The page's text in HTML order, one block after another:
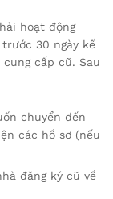
hoạt động
30 ngày kể
cấp cũ. Sau
chuyển đến
các hồ sơ (nếu
đăng ký cũ về